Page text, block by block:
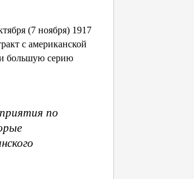
(7 ноября) 1917
с американской
большую серию
по